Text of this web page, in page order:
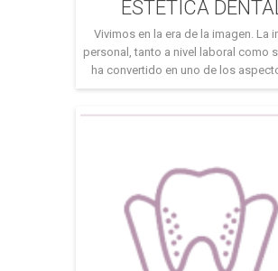
ESTÉTICA
Vivimos en la era de la imagen. La
personal, tanto a nivel laboral como
ha convertido en uno de los
importantes en nuestras vidas. El